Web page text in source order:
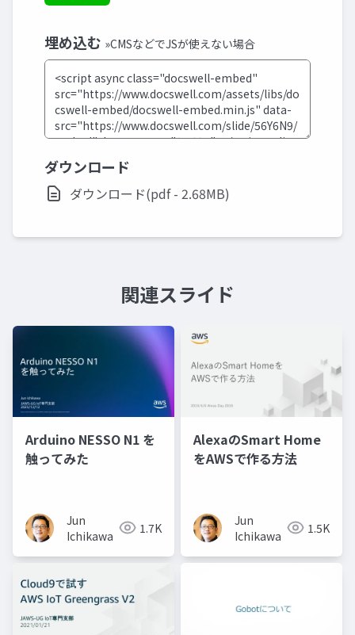
埋め込む »CMSなどでJSが使えない場合
ダウンロード
ダウンロード(pdf - 2.68MB)
関連スライド
Arduino NESSO N1 を
触ってみた
Jun
Ichikawa
1.7K
AlexaのSmart Home
をAWSで作る方法
Jun
Ichikawa
1.5K